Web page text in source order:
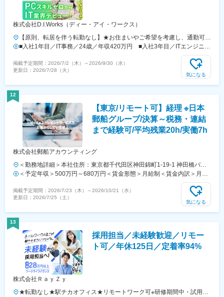
株式会社D.I.Works（ディー・アイ・ワークス）
【原則、転居を伴う転勤なし】★お住まいやご希望を考慮し、通勤可能
な範囲（目安：1時間圏内）のプロジェクト先へ配属します。★本社が
ある関東1都3県と大阪を積極採用！★地方からの上京ご希望の方は、
別途U・Iターン支援（上京手当）等をご相談いただけます！（東京への
上京以外にも大阪や福岡への引っ越し手当もご相談可能です！）★スキ
12┗プロジェクト先：大阪府、兵庫県、京都府＼下記、支社エリアも
随時募集／【福岡支社】福岡県福岡市中央区天神4-6-28-7F【札幌支
社】北海道札幌市北区麻生町3-2-4-206【仙台支社】宮城県仙台市青葉
区本町1-5-28-603★受動喫煙対策あり：屋内全面禁煙
■入社1年目／IT事務／24歳／年収420万円 ■入社3年目／ITエンジニア
掲載予定期間： 2026/7/2（木） ～2026/9/30（水）
更新日： 2026/7/28（火）
気になる
12
【東京/リモート可】経理 ※日本
郵船グループ/決算～税務・連結
まで経験可/平均残業20h/実働7h
株式会社郵船アカウンティング
＜勤務地詳細＞本社住所：東京都千代田区神田錦町1-19-1 神田橋パー
クビル勤務地最寄駅：地下鉄各線／大手町駅受動喫煙対策：屋内全面禁
＜予定年収＞500万円～680万円＜賃金形態＞月給制＜賃金内訳＞月額
（基本給）：270,000円～360,000円＜月給＞270,000円～360,000円＜
昇給有無＞有＜残業手当＞有＜給与補足＞※前職・経験を考慮します。
■賞与：年2回賃金はあくまでも目安の金額であり、選考を通じて上下
掲載予定期間： 2026/7/23（木） ～2026/10/21（水）
更新日： 2026/7/25（土）
気になる
13
採用担当／未経験歓迎／リモー
ト可／年休125日／定着率94%
株式会社ＲａｙＺｙ
★転勤なし★駅チカオフィス★リモートワーク可※研修期間中・試用期